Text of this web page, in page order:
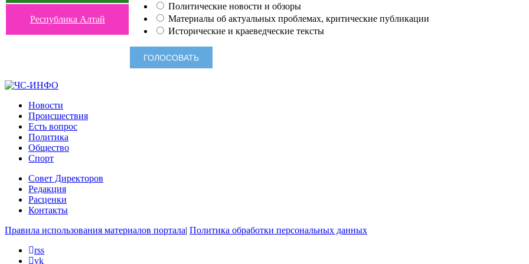
Республика Алтай
Политические новости и обзоры
Материалы об актуальных проблемах, критические публикации
Исторические и краеведческие тексты
Новости
Происшествия
Есть вопрос
Политика
Общество
Спорт
Совет Директоров
Редакция
Расценки
Контакты
Правила использования материалов портала| Политика обработки персональных данных
rss
vk